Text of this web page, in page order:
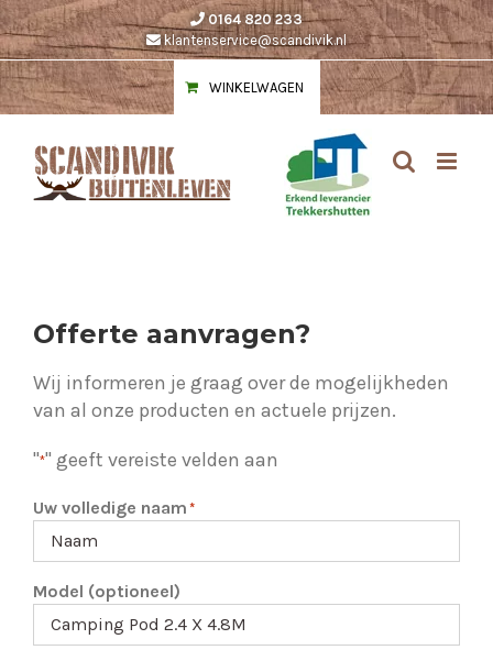
Ga
naar
inhoud
0164 820 233
klantenservice@scandivik.nl
WINKELWAGEN
Offerte aanvragen?
Wij informeren je graag over de mogelijkheden
van al onze producten en actuele prijzen.
"*" geeft vereiste velden aan
Uw volledige naam *
Model (optioneel)